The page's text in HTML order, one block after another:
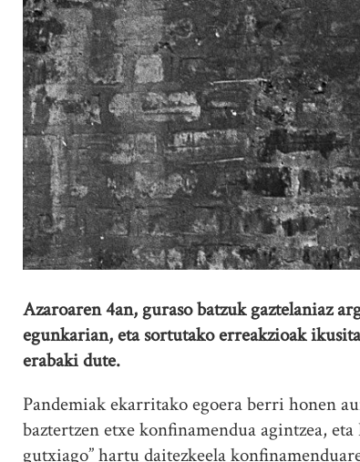
Azaroaren 4an, guraso batzuk gaztelaniaz
egunkarian, eta sortutako erreakzioak
erabaki dute.
Pandemiak ekarritako egoera berri honen
baztertzen etxe konfinamendua agintzea,
gutxiago” hartu daitezkeela